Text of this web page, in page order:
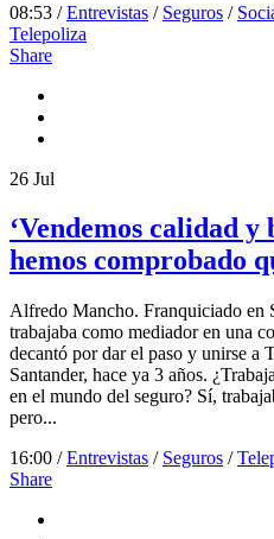
08:53 /Entrevistas / Seguros /
Telepoliza
Share
26 Jul
‘Vendemos calidad
hemos comprobado
Alfredo Mancho. Franquiciado en
trabajaba como mediador en una
decantó por dar el paso y unirse a
Santander, hace ya 3 años.
en el mundo del seguro? Sí,
pero...
16:00 /Entrevistas / Seguros /
Share